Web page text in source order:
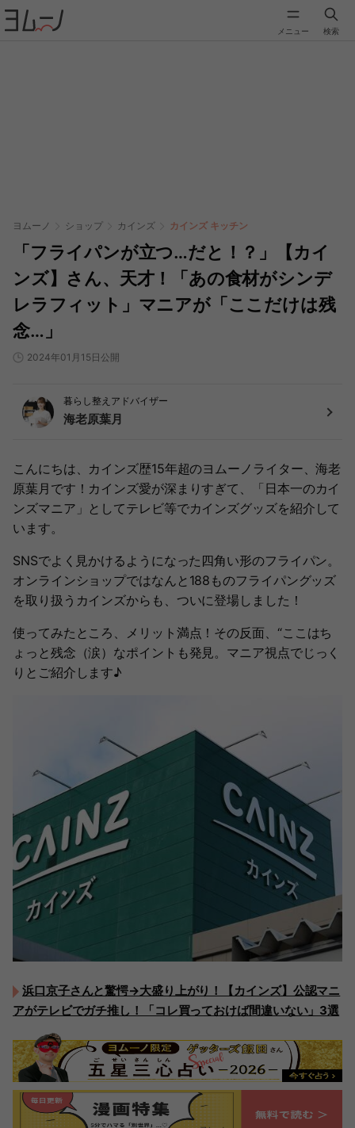
メニュー 検索
ヨムーノ ショップ カインズ カインズ キッチン
「フライパンが立つ…だと！？」【カイ
ンズ】さん、天才！「あの食材がシンデ
レラフィット」マニアが「ここだけは残
念…」
2024年01月15日公開
暮らし整えアドバイザー
海老原葉月
こんにちは、カインズ歴15年超のヨムーノライター、海老
原葉月です！カインズ愛が深まりすぎて、「日本一のカイ
ンズマニア」としてテレビ等でカインズグッズを紹介して
います。
SNSでよく見かけるようになった四角い形のフライパン。
オンラインショップではなんと188ものフライパングッズ
を取り扱うカインズからも、ついに登場しました！
使ってみたところ、メリット満点！その反面、“ここはち
ょっと残念（涙）なポイントも発見。マニア視点でじっく
りとご紹介します♪
浜口京子さんと驚愕→大盛り上がり！【カインズ】公認マニ
アがテレビでガチ推し！「コレ買っておけば間違いない」3選